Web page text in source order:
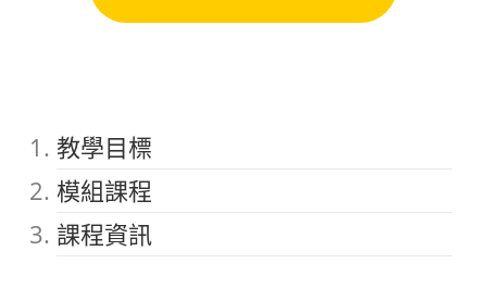
教學目標
模組課程
課程資訊